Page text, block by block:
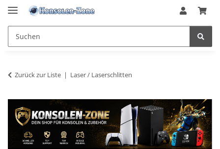
Zurück zur Liste Laser / Laserschlitten